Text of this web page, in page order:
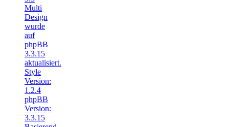
Multi
Design
wurde
auf
phpBB
3.3.15
aktualisiert.
Style
Version:
1.2.4
phpBB
Version:
3.3.15